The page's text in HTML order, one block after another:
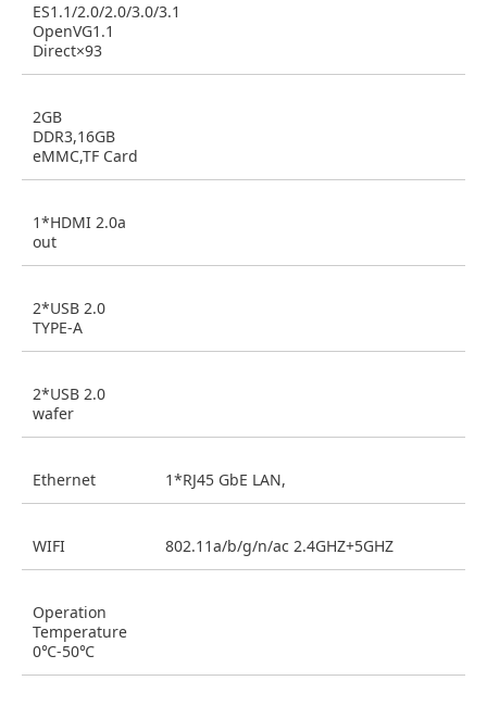
ES1.1/2.0/2.0/3.0/3.1
OpenVG1.1
Direct×93
2GB
DDR3,16GB
eMMC,TF Card
1*HDMI 2.0a
out
2*USB 2.0
TYPE-A
2*USB 2.0
wafer
Ethernet 1*RJ45 GbE LAN,
WIFI 802.11a/b/g/n/ac 2.4GHZ+5GHZ
Operation
Temperature
0℃-50℃